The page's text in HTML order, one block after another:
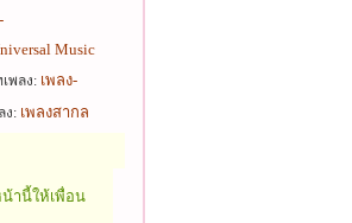
-
Music
พลง: เพลง-
ง: เพลงสากล
น้านี้ให้เพื่อน